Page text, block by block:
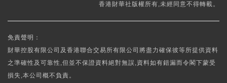
香港財華社版權所有,未經同意不得轉載。
免責聲明：
財華控股有限公司及香港聯合交易所有限公司將盡力確保彼等所提供資料
之準確性及可靠性,但並不保證資料絕對無誤,資料如有錯漏而令閣下蒙受
損失,本公司概不負責。